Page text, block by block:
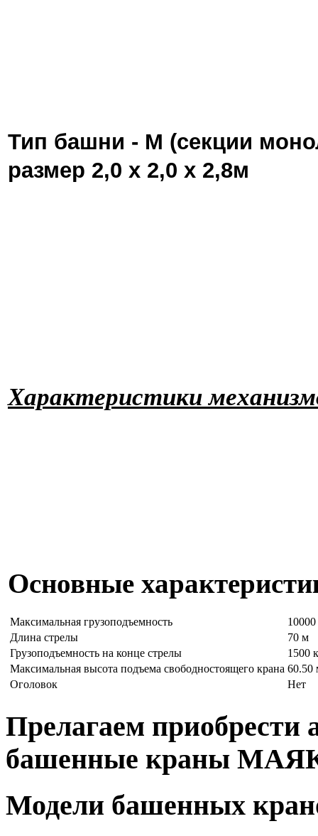
Тип башни - М (секции
размер 2,0 х 2,0 х 2,8м
Характериcтики
Основные
Максимальная грузоподъемность
10000
Длина стрелы
70 м
Грузоподъемность на конце стрелы
1500
Максимальная высота подъема свободностоящего крана 60.50
Оголовок
Нет
Прелагаем приобрести
башенные краны
Модели башенных